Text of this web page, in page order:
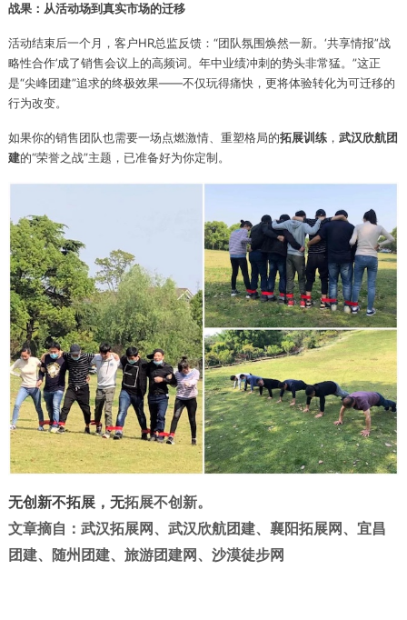
战果：从活动场到真实市场的迁移
活动结束后一个月，客户HR总监反馈：“团队氛围焕然一新。‘共享情报’‘战
略性合作’成了销售会议上的高频词。年中业绩冲刺的势头非常猛。”这正
是“尖峰团建”追求的终极效果——不仅玩得痛快，更将体验转化为可迁移的
行为改变。
如果你的销售团队也需要一场点燃激情、重塑格局的拓展训练， 武汉欣航团
建的“荣誉之战”主题，已准备好为你定制。
无创新不拓展，无拓展不创新。
文章摘自： 武汉拓展网 、 武汉欣航团建、 襄阳拓展网 、 宜昌
团建、 随州团建、旅游团建网、 沙漠徒步网